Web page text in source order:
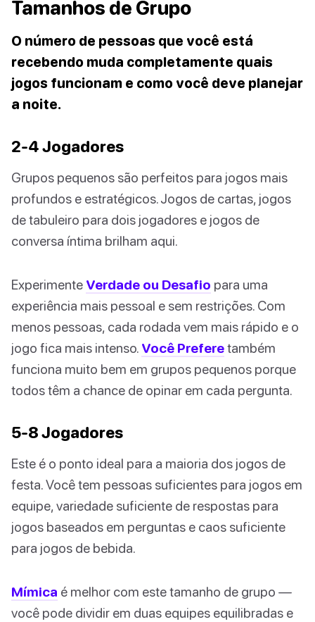
Tamanhos de Grupo
O número de pessoas que você está
recebendo muda completamente quais
jogos funcionam e como você deve planejar
a noite.
2-4 Jogadores
Grupos pequenos são perfeitos para jogos mais
profundos e estratégicos. Jogos de cartas, jogos
de tabuleiro para dois jogadores e jogos de
conversa íntima brilham aqui.
Experimente Verdade ou Desafio para uma
experiência mais pessoal e sem restrições. Com
menos pessoas, cada rodada vem mais rápido e o
jogo fica mais intenso. Você Preferetambém
funciona muito bem em grupos pequenos porque
todos têm a chance de opinar em cada pergunta.
5-8 Jogadores
Este é o ponto ideal para a maioria dos jogos de
festa. Você tem pessoas suficientes para jogos em
equipe, variedade suficiente de respostas para
jogos baseados em perguntas e caos suficiente
para jogos de bebida.
Mímica é melhor com este tamanho de grupo —
você pode dividir em duas equipes equilibradas e